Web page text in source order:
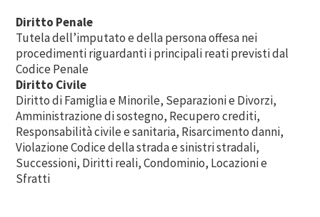
Diritto Penale
Tutela dell’imputato e della persona offesa nei
procedimenti riguardanti i principali reati previsti dal
Codice Penale
Diritto Civile
Diritto di Famiglia e Minorile, Separazioni e Divorzi,
Amministrazione di sostegno, Recupero crediti,
Responsabilità civile e sanitaria, Risarcimento danni,
Violazione Codice della strada e sinistri stradali,
Successioni, Diritti reali, Condominio, Locazioni e
Sfratti